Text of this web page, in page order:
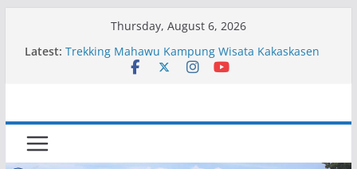
Thursday, August 6, 2026
Latest: Trekking Mahawu Kampung Wisata Kakaskasen